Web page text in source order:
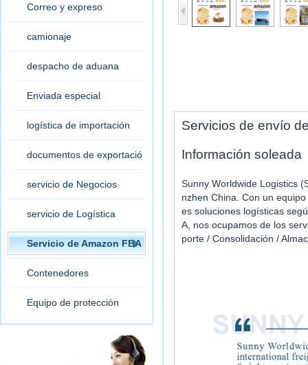
Correo y expreso
camionaje
despacho de aduana
Enviada especial
logística de importación
documentos de exportació
servicio de Negocios
servicio de Logística
Servicio de Amazon FBA
Contenedores
Equipo de protección
Servicios de envío
Información soleada
Sunny Worldwide Logistics
nzhen China. Con un
es soluciones logísticas
A, nos ocupamos de los
porte / Consolidación /